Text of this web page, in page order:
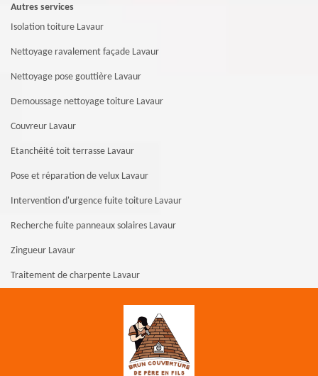
Autres services
Isolation toiture Lavaur
Nettoyage ravalement façade Lavaur
Nettoyage pose gouttière Lavaur
Demoussage nettoyage toiture Lavaur
Couvreur Lavaur
Etanchéité toit terrasse Lavaur
Pose et réparation de velux Lavaur
Intervention d'urgence fuite toiture Lavaur
Recherche fuite panneaux solaires Lavaur
Zingueur Lavaur
Traitement de charpente Lavaur